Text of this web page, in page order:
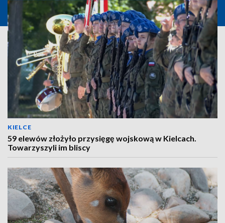
KIELCE
59 elewów złożyło przysięgę wojskową w Kielcach.
Towarzyszyli im bliscy